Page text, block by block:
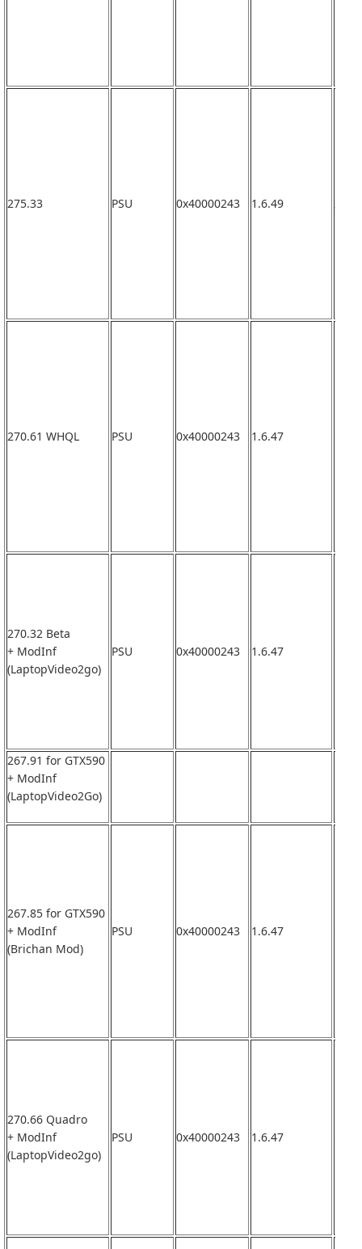
275.33 PSU 0x40000243 1.6.49 未確
270.61 WHQL PSU 0x40000243 1.6.47
270.32 Beta
+ ModInf
(LaptopVideo2go)
PSU 0x40000243 1.6.47
267.91 for GTX590
+ ModInf
(LaptopVideo2Go)
267.85 for GTX590
+ ModInf
(Brichan Mod)
PSU 0x40000243 1.6.47
270.66 Quadro
+ ModInf
(LaptopVideo2go)
PSU 0x40000243 1.6.47